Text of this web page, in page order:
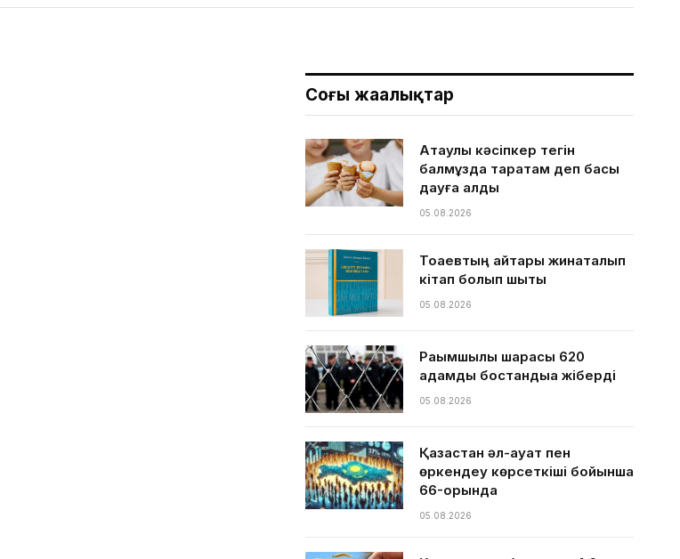
Соңғы жаңалықтар
Ақтаулық кәсіпкер тегін
балмұздақ таратам деп басы
дауға қалды
05.08.2026
Тоқаевтың айтқары жинақталып
кітап болып шықты
05.08.2026
Рақымшылық шарасы 620
адамды бостандыққа жіберді
05.08.2026
Қазақстан әл-ауқат пен
өркендеу көрсеткіші бойынша
66-орында
05.08.2026